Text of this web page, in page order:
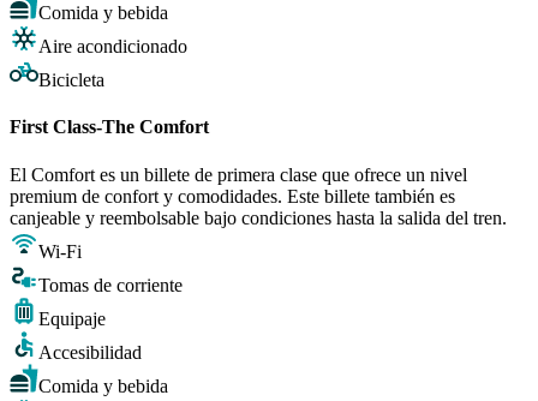
Comida y bebida
Aire acondicionado
Bicicleta
First Class-The Comfort
El Comfort es un billete de primera clase que ofrece un nivel
premium de confort y comodidades. Este billete también es
canjeable y reembolsable bajo condiciones hasta la salida del tren.
Wi-Fi
Tomas de corriente
Equipaje
Accesibilidad
Comida y bebida